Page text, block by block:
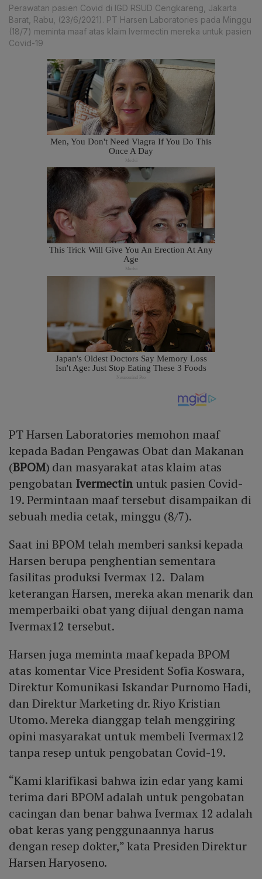
Perawatan pasien Covid di IGD RSUD Cengkareng, Jakarta
Barat, Rabu, (23/6/2021). PT Harsen Laboratories pada Minggu
(18/7) meminta maaf atas klaim Ivermectin mereka untuk pasien
Covid-19
PT Harsen Laboratories memohon maaf
kepada Badan Pengawas Obat dan Makanan
(BPOM) dan masyarakat atas klaim atas
pengobatan Ivermectinuntuk pasien Covid-
19. Permintaan maaf tersebut disampaikan di
sebuah media cetak, minggu (8/7).
Saat ini BPOM telah memberi sanksi kepada
Harsen berupa penghentian sementara
fasilitas produksi Ivermax 12. Dalam
keterangan Harsen, mereka akan menarik dan
memperbaiki obat yang dijual dengan nama
Ivermax12 tersebut.
Harsen juga meminta maaf kepada BPOM
atas komentar Vice President Sofia Koswara,
Direktur Komunikasi Iskandar Purnomo Hadi,
dan Direktur Marketing dr. Riyo Kristian
Utomo. Mereka dianggap telah menggiring
opini masyarakat untuk membeli Ivermax12
tanpa resep untuk pengobatan Covid-19.
“Kami klarifikasi bahwa izin edar yang kami
terima dari BPOM adalah untuk pengobatan
cacingan dan benar bahwa Ivermax 12 adalah
obat keras yang penggunaannya harus
dengan resep dokter,” kata Presiden Direktur
Harsen Haryoseno.